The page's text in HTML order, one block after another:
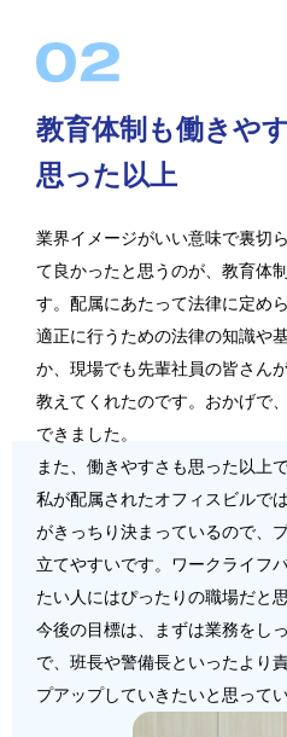
教育体制も働きや
思った以上
業界イメージがいい意味で裏切
て良かったと思うのが、教育体
す。配属にあたって法律に定め
適正に行うための法律の知識や
か、現場でも先輩社員の皆さん
教えてくれたのです。おかげで
できました。
また、働きやすさも思った以上で
私が配属されたオフィスビルで
がきっちり決まっているので、
立てやすいです。ワークライフ
たい人にはぴったりの職場だと思
今後の目標は、まずは業務をし
で、班長や警備長といったより
プアップしていきたいと思ってい